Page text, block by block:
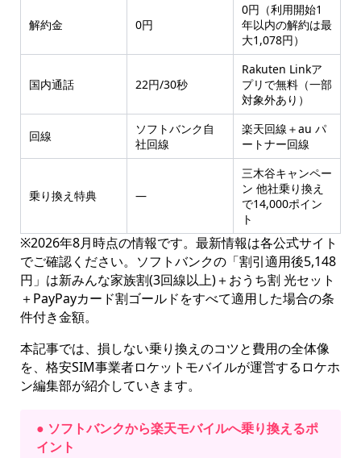
解約金 0円
0円（利用開始1
年以内の解約は最
大1,078円）
国内通話 22円/30秒
Rakuten Linkア
プリで無料（一部
対象外あり）
回線
ソフトバンク自
社回線
楽天回線＋au パ
ートナー回線
乗り換え特典 —
三木谷キャンペー
ン 他社乗り換え
で14,000ポイン
ト
※2026年8月時点の情報です。最新情報は各公式サイト
でご確認ください。ソフトバンクの「割引適用後5,148
円」は新みんな家族割(3回線以上)＋おうち割 光セット
＋PayPayカード割ゴールドをすべて適用した場合の条
件付き金額。
本記事では、損しない乗り換えのコツと費用の全体像
を、格安SIM事業者ロケットモバイルが運営するロケホ
ン編集部が紹介していきます。
● ソフトバンクから楽天モバイルへ乗り換えるポ
イント